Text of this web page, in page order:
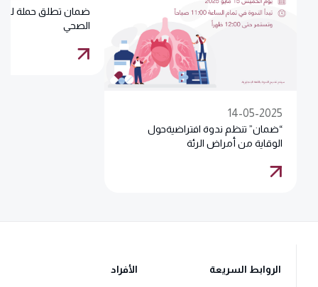
14-05-2025
“ضمان” تنظم ندوة افتراضيةحول
الوقاية من أمراض الرئة
ضمان تطلق حملة
الصحي
الروابط السريعة الأفراد